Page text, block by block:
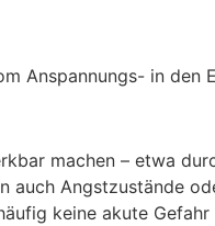
Anspannungs- in den
machen – etwa
auch Angstzustände
keine akute